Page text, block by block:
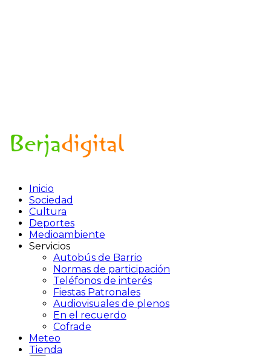
Inicio
Sociedad
Cultura
Deportes
Medioambiente
Servicios
Autobús de Barrio
Normas de participación
Teléfonos de interés
Fiestas Patronales
Audiovisuales de plenos
En el recuerdo
Cofrade
Meteo
Tienda